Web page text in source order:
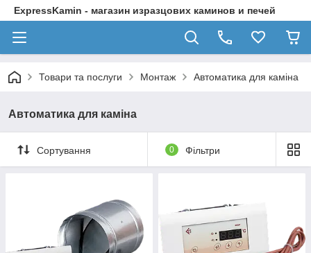
ExpressKamin - магазин изразцових каминов и печей
Товари та послуги Монтаж Автоматика для каміна
Автоматика для каміна
Сортування 0 Фільтри